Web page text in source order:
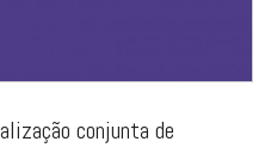
conjunta de